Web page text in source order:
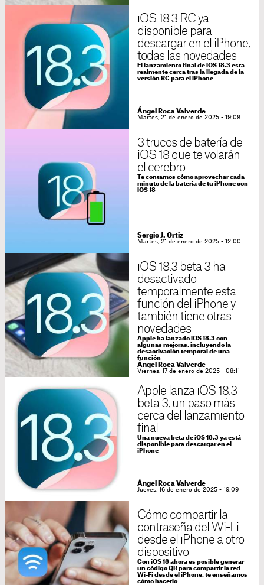
iOS 18.3 RC ya
disponible para
descargar en el iPhone,
todas las novedades
El lanzamiento final de iOS 18.3 esta
realmente cerca tras la llegada de la
versión RC para el iPhone
Ángel Roca Valverde
Martes, 21 de enero de 2025 - 19:08
3 trucos de batería de
iOS 18 que te volarán
el cerebro
Te contamos cómo aprovechar cada
minuto de la batería de tu iPhone con
iOS 18
Sergio J. Ortiz
Martes, 21 de enero de 2025 - 12:00
iOS 18.3 beta 3 ha
desactivado
temporalmente esta
función del iPhone y
también tiene otras
novedades
Apple ha lanzado iOS 18.3 con
algunas mejoras, incluyendo la
desactivación temporal de una
función
Ángel Roca Valverde
Viernes, 17 de enero de 2025 - 08:11
Apple lanza iOS 18.3
beta 3, un paso más
cerca del lanzamiento
final
Una nueva beta de iOS 18.3 ya está
disponible para descargar en el
iPhone
Ángel Roca Valverde
Jueves, 16 de enero de 2025 - 19:09
Cómo compartir la
contraseña del Wi-Fi
desde el iPhone a otro
dispositivo
Con iOS 18 ahora es posible generar
un código QR para compartir la red
Wi-Fi desde el iPhone, te enseñamos
cómo hacerlo